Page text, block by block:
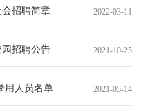
招聘简章 2022-03-11
招聘公告 2021-10-25
用人员名单 2021-05-14